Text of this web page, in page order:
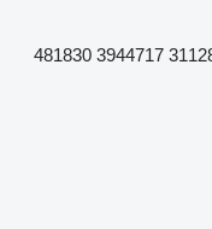
0501100040 0501100014 0501100029 3112823 3944717 481830